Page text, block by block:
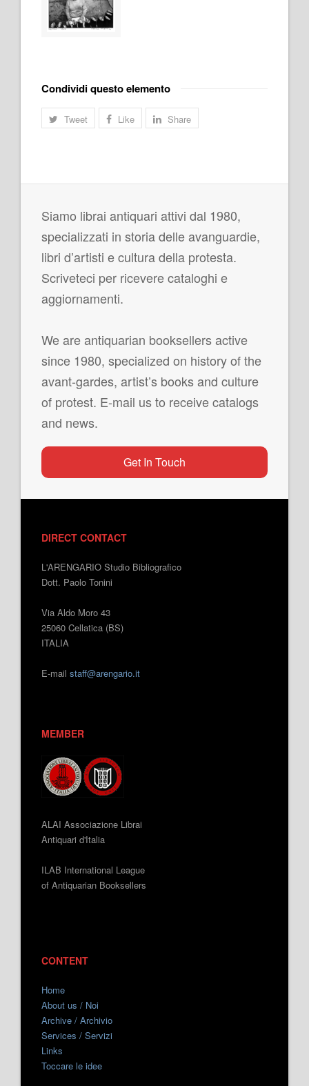
Condividi questo elemento
Tweet Like Share
Siamo librai antiquari attivi dal 1980,
specializzati in storia delle avanguardie,
libri d’artisti e cultura della protesta.
Scriveteci per ricevere cataloghi e
aggiornamenti.
We are antiquarian booksellers active
since 1980, specialized on history of the
avant-gardes, artist’s books and culture
of protest. E-mail us to receive catalogs
and news.
Get In Touch
DIRECT CONTACT
L'ARENGARIO Studio Bibliografico
Dott. Paolo Tonini
Via Aldo Moro 43
25060 Cellatica (BS)
ITALIA
E-mail staff@arengario.it
MEMBER
ALAI Associazione Librai
Antiquari d'Italia
ILAB International League
of Antiquarian Booksellers
CONTENT
Home
About us / Noi
Archive / Archivio
Services / Servizi
Links
Toccare le idee